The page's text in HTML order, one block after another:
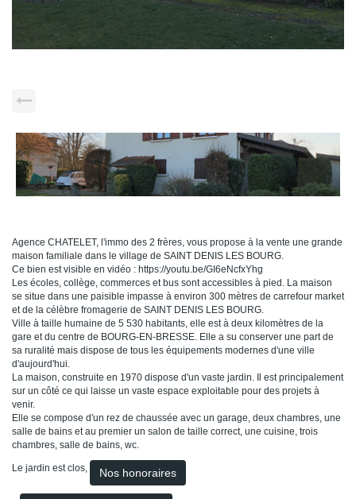
Agence CHATELET, l'immo des 2 frères, vous propose à la vente une grande
maison familiale dans le village de SAINT DENIS LES BOURG.
Ce bien est visible en vidéo : https://youtu.be/GI6eNcfxYhg
Les écoles, collège, commerces et bus sont accessibles à pied. La maison
se situe dans une paisible impasse à environ 300 mètres de carrefour market
et de la célèbre fromagerie de SAINT DENIS LES BOURG.
Ville à taille humaine de 5 530 habitants, elle est à deux kilomètres de la
gare et du centre de BOURG-EN-BRESSE. Elle a su conserver une part de
sa ruralité mais dispose de tous les équipements modernes d'une ville
d'aujourd'hui.
La maison, construite en 1970 dispose d'un vaste jardin. Il est principalement
sur un côté ce qui laisse un vaste espace exploitable pour des projets à
venir.
Elle se compose d'un rez de chaussée avec un garage, deux chambres, une
salle de bains et au premier un salon de taille correct, une cuisine, trois
chambres, salle de bains, wc.
Le jardin est clos, Nos honoraires